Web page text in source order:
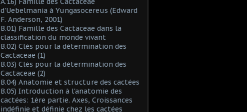
d'Uebelmania à Yungasocereus (Edward
F. Anderson, 2001)
B.01) Famille des Cactaceae dans la
classification du monde vivant
B.02) Clés pour la détermination des
Cactaceae (1)
B.03) Clés pour la détermination des
Cactaceae (2)
B.04) Anatomie et structure des cactées
B.05) Introduction à l'anatomie des
cactées: 1ère partie. Axes, Croissances
indéfinie et définie chez les cactées